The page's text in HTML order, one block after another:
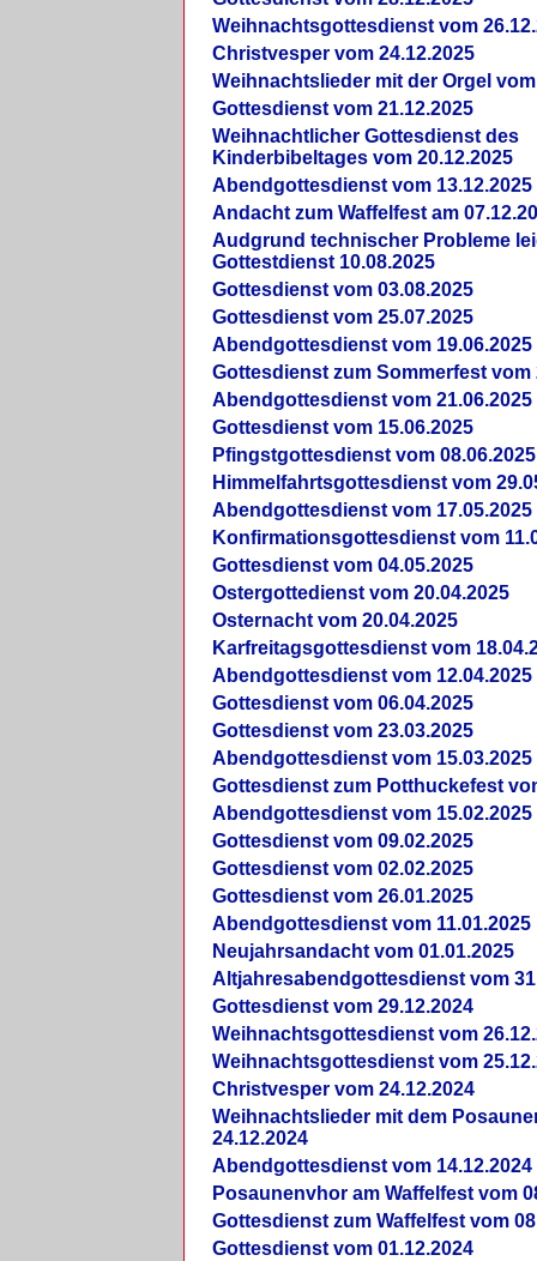
Weihnachtsgottesdienst vom
Christvesper vom 24.12.2025
Weihnachtslieder mit der Orgel vom
Gottesdienst vom 21.12.2025
Weihnachtlicher Gottesdienst des
Kinderbibeltages vom 20.12.2025
Abendgottesdienst vom 13.12.2025
Andacht zum Waffelfest am
Audgrund technischer Probleme
Gottestdienst 10.08.2025
Gottesdienst vom 03.08.2025
Gottesdienst vom 25.07.2025
Abendgottesdienst vom 19.06.2025
Gottesdienst zum Sommerfest vom
Abendgottesdienst vom 21.06.2025
Gottesdienst vom 15.06.2025
Pfingstgottesdienst vom 08.06.2025
Himmelfahrtsgottesdienst vom
Abendgottesdienst vom 17.05.2025
Konfirmationsgottesdienst vom
Gottesdienst vom 04.05.2025
Ostergottedienst vom 20.04.2025
Osternacht vom 20.04.2025
Karfreitagsgottesdienst vom
Abendgottesdienst vom 12.04.2025
Gottesdienst vom 06.04.2025
Gottesdienst vom 23.03.2025
Abendgottesdienst vom 15.03.2025
Gottesdienst zum Potthuckefest
Abendgottesdienst vom 15.02.2025
Gottesdienst vom 09.02.2025
Gottesdienst vom 02.02.2025
Gottesdienst vom 26.01.2025
Abendgottesdienst vom 11.01.2025
Neujahrsandacht vom 01.01.2025
Altjahresabendgottesdienst vom
Gottesdienst vom 29.12.2024
Weihnachtsgottesdienst vom
Weihnachtsgottesdienst vom
Christvesper vom 24.12.2024
Weihnachtslieder mit dem
24.12.2024
Abendgottesdienst vom 14.12.2024
Posaunenvhor am Waffelfest vom
Gottesdienst zum Waffelfest vom
Gottesdienst vom 01.12.2024